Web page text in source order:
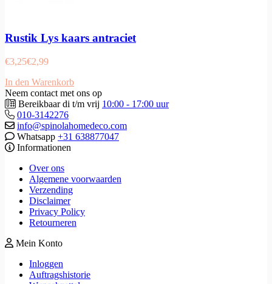
Rustik Lys kaars antraciet
€3,25€2,99
In den Warenkorb
Neem contact met ons op
Bereikbaar di t/m vrij 10:00 - 17:00 uur
010-3142276
info@spinolahomedeco.com
Whatsapp +31 638877047
Informationen
Over ons
Algemene voorwaarden
Verzending
Disclaimer
Privacy Policy
Retourneren
Mein Konto
Inloggen
Auftragshistorie